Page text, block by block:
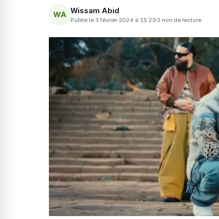
WA Wissam Abid
Publié le 3 février 2024 à 15:23 3 min de lecture